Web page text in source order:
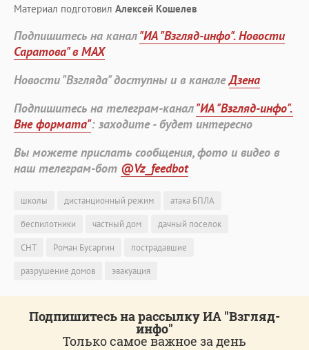
Материал подготовил Алексей Кошелев
Подпишитесь на канал"ИА "Взгляд-инфо". Новости
Саратова" в MAX
Новости "Взгляда" доступны и в каналеДзена
Подпишитесь на телеграм-канал"ИА "Взгляд-инфо".
Вне формата": заходите - будет интересно
Вы можете прислать сообщения, фото и видео в
наш телеграм-бот @Vz_feedbot
школы дистанционный режим
атака БПЛА
беспилотники
частный дом
дачный поселок
СНТ
Роман Бусаргин
пострадавшие
разрушение домов
эвакуация
Подпишитесь на рассылку ИА "Взгляд-
инфо"
Только самое важное за день